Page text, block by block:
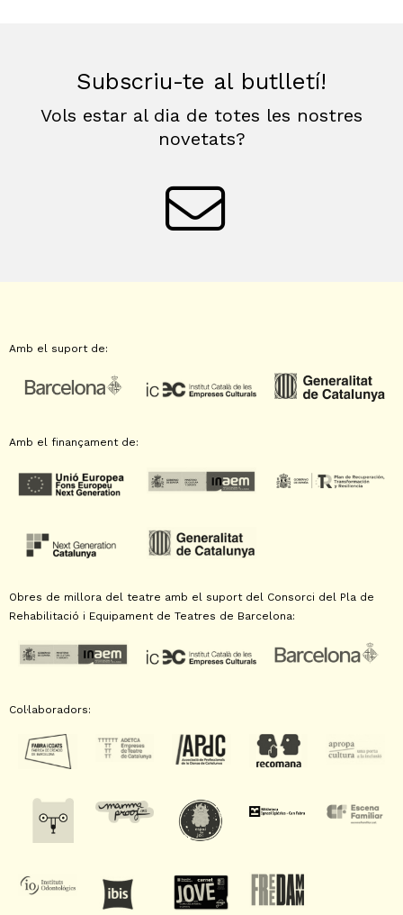
Subscriu-te al butlletí!
Vols estar al dia de totes les nostres
novetats?
Amb el suport de:
Amb el finançament de:
Obres de millora del teatre amb el suport del Consorci del Pla de
Rehabilitació i Equipament de Teatres de Barcelona:
Col·laboradors: